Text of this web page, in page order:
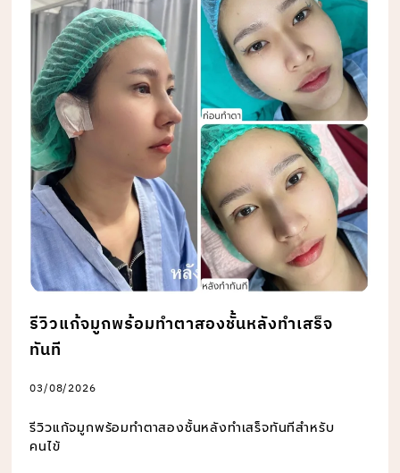
รีวิวแก้จมูกพร้อมทำตาสองชั้นหลังทำเสร็จ
ทันที
03/08/2026
รีวิวแก้จมูกพร้อมทำตาสองชั้นหลังทำเสร็จทันทีสำหรับ
คนไข้